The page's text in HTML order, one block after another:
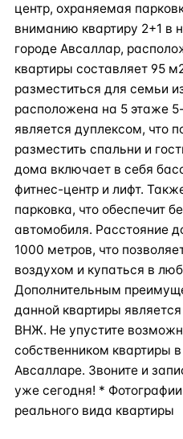
центр, охраняемая
вниманию квартиру 2+1 в
городе Авсаллар,
квартиры составляет 95
разместиться для семьи
расположена на 5 этаже
является дуплексом, что
разместить спальни и
дома включает в себя
фитнес-центр и лифт.
парковка, что обеспечит
автомобиля. Расстояние
1000 метров, что
воздухом и купаться в
Дополнительным
данной квартиры
ВНЖ. Не упустите
собственником квартиры
Авсалларе. Звоните и
уже сегодня! *
реального вида квартиры